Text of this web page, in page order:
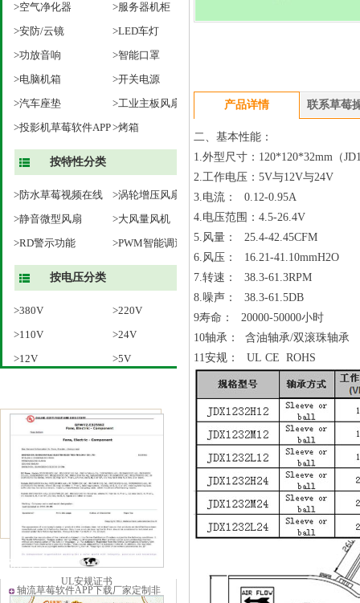
>空气净化器
>服务器机柜
>安防/云镜
>LED车灯
>功放音响
>智能口罩
>电脑机箱
>开关电源
>汽车座垫
>工业主板风扇
>投影机草莓软件APP
下载
>烤箱
按特性分类
>防水草莓视频在线
观看成人风扇
>涡轮增压风扇
>静音微型风扇
>大风量风机
>RD警示功能
>PWM智能调速
按电压分类
>380V
>220V
>110V
>24V
>12V
>5V
UL安规证书
相关资讯
轴流草莓软件APP下载厂家定制非
产品详情 联系草莓
二、基本性能：
1.外型尺寸： 120*120*32mm （
2.工作电压： 5V与12V与24V
3.电流： 0.12-0.95A
4.电压范围： 4.5-26.4V
5.风量： 25.4-42.45CFM
6.风压： 16.21-41.10mmH2O
7.转速： 38.3-61.3RPM
8.噪声： 38.3-61.5DB
9寿命： 20000-50000小时
10轴承： 含油轴承/双滚珠轴承
11安规： UL CE ROHS